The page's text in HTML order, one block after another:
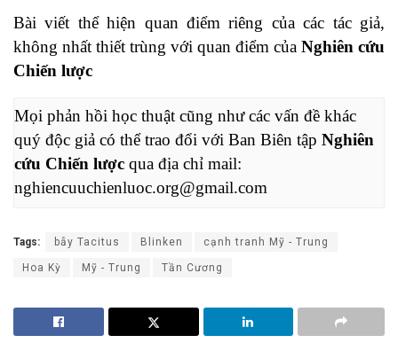
Bài viết thể hiện quan điểm riêng của các tác giả,
không nhất thiết trùng với quan điểm của Nghiên cứu
Chiến lược
Mọi phản hồi học thuật cũng như các vấn đề khác
quý độc giả có thể trao đổi với Ban Biên tập Nghiên
cứu Chiến lược
nghiencuuchienluoc.org@gmail.com
Tags: bẫy Tacitus Blinken cạnh tranh Mỹ - Trung
Hoa Kỳ Mỹ - Trung Tần Cương